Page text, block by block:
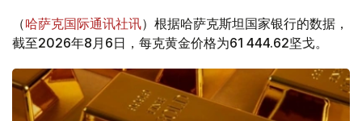
（哈萨克国际通讯社讯）根据哈萨克斯坦国家银行的数据，
截至2026年8月6日，每克黄金价格为61 444.62坚戈。